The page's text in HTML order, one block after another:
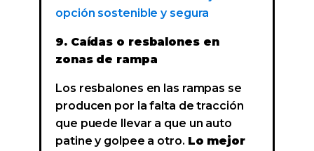
opción sostenible y segura
9. Caídas o resbalones en
zonas de rampa
Los resbalones en las rampas se
producen por la falta de tracción
que puede llevar a que un auto
patine y golpee a otro. Lo mejor